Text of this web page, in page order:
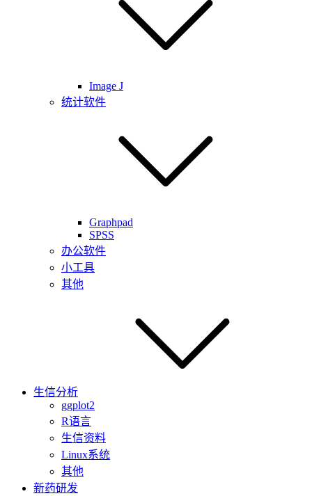
Image J
统计软件
Graphpad
SPSS
办公软件
小工具
其他
生信分析
ggplot2
R语言
生信资料
Linux系统
其他
新药研发